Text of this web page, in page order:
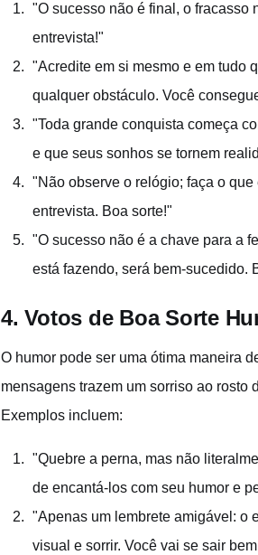
"O sucesso não é final, o fracasso
entrevista!"
"Acredite em si mesmo e em tudo
qualquer obstáculo. Você
"Toda grande conquista começa
e que seus sonhos se tornem
"Não observe o relógio; faça o
entrevista. Boa sorte!"
"O sucesso não é a chave para a
está fazendo, será bem-sucedido.
4. Votos de Boa Sorte
O humor pode ser uma ótima maneira
mensagens trazem um sorriso ao rosto
Exemplos incluem:
"Quebre a perna, mas não
de encantá-los com seu humor e
"Apenas um lembrete amigável: o
visual e sorrir. Você vai se sair